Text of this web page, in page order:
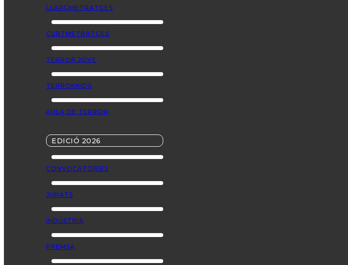
LLARGMETRATGES
CURTMETRATGES
TERROR JOVE
TERRORKIDS
AULA DE TERROR
EDICIÓ 2026
CONVOCATÒRIES
JURATS
INDÚSTRIA
PREMSA